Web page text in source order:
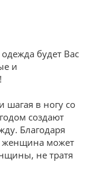
будет Вас
и
шагая в ногу со
создают
Благодаря
женщина может
не тратя